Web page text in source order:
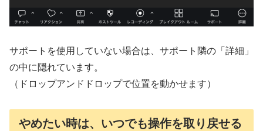
サポートを使用していない場合は、サポート隣の「詳細」
の中に隠れています。
（ドロップアンドドロップで位置を動かせます）
やめたい時は、いつでも操作を取り戻せる